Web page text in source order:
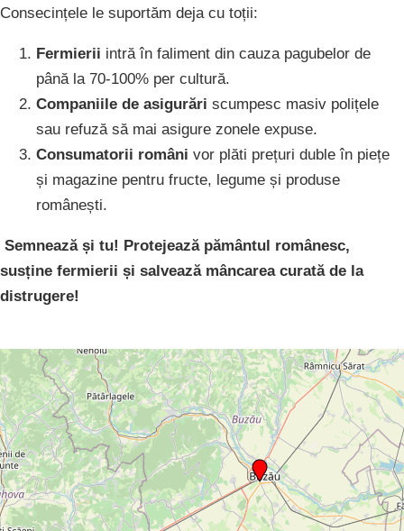
Consecințele le suportăm deja cu toții:
Fermierii intră în faliment din cauza pagubelor de
până la 70-100% per cultură.
Companiile de asigurări scumpesc masiv polițele
sau refuză să mai asigure zonele expuse.
Consumatorii români vor plăti prețuri duble în piețe
și magazine pentru fructe, legume și produse
românești.
Semnează și tu! Protejează pământul românesc,
susține fermierii și salvează mâncarea curată de la
distrugere!